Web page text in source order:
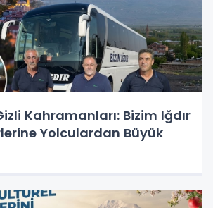
Kahramanları: Bizim Iğdır
Yolculardan Büyük